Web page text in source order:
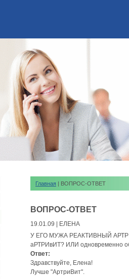
Главная | ВОПРОС-ОТВЕТ
ВОПРОС-ОТВЕТ
19.01.09 | ЕЛЕНА
У ЕГО МУЖА РЕАКТИВНЫЙ
аРТРИвИТ? ИЛИ одновременно
Ответ:
Здравствуйте, Елена!
Лучше "АртриВит".